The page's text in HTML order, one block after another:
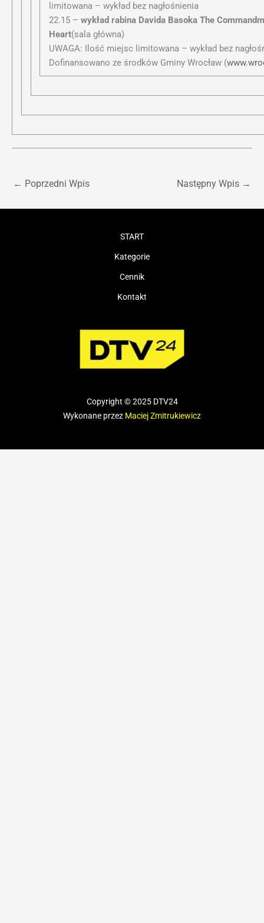
limitowana – wykład bez nagłośnienia
22.15 – wykład rabina Davida Basoka The
Heart(sala główna)
UWAGA: Ilość miejsc limitowana – wykład bez
Dofinansowano ze środków Gminy Wrocław (
← Poprzedni Wpis Następny Wpis →
START
Kategorie
Cennik
Kontakt
Copyright © 2025 DTV24
Wykonane przez Maciej Zmitrukiewicz